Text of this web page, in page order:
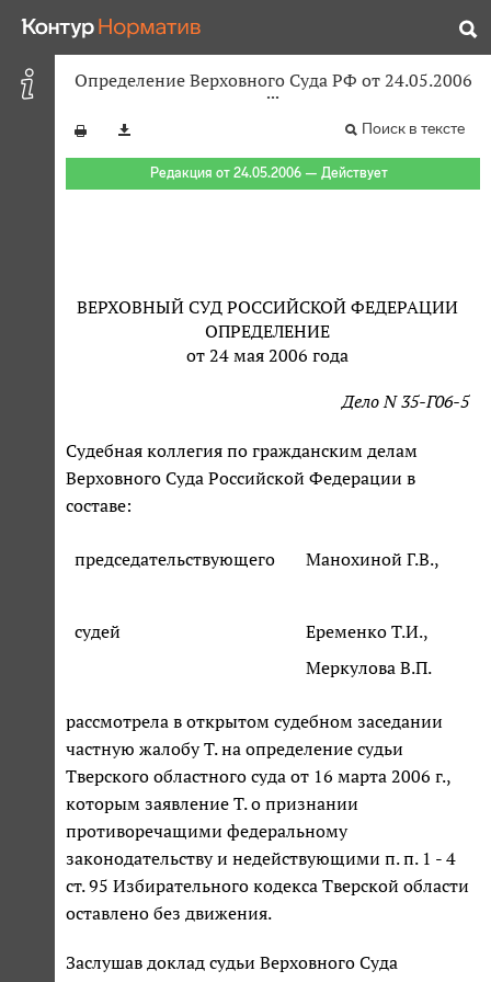
Определение Верховного Суда РФ от 24.05.2006
Поиск в тексте
Редакция от 24.05.2006 — Действует
ВЕРХОВНЫЙ СУД РОССИЙСКОЙ ФЕДЕРАЦИИ
ОПРЕДЕЛЕНИЕ
от 24 мая 2006 года
Дело N 35-Г06-5
Судебная коллегия по гражданским делам
Верховного Суда Российской Федерации в
составе:
председательствующего Манохиной Г.В.,
судей
Еременко Т.И.,
Меркулова В.П.
рассмотрела в открытом судебном заседании
частную жалобу Т. на определение судьи
Тверского областного суда от 16 марта 2006 г.,
которым заявление Т. о признании
противоречащими федеральному
законодательству и недействующими п. п. 1 - 4
ст. 95 Избирательного кодекса Тверской области
оставлено без движения.
Заслушав доклад судьи Верховного Суда